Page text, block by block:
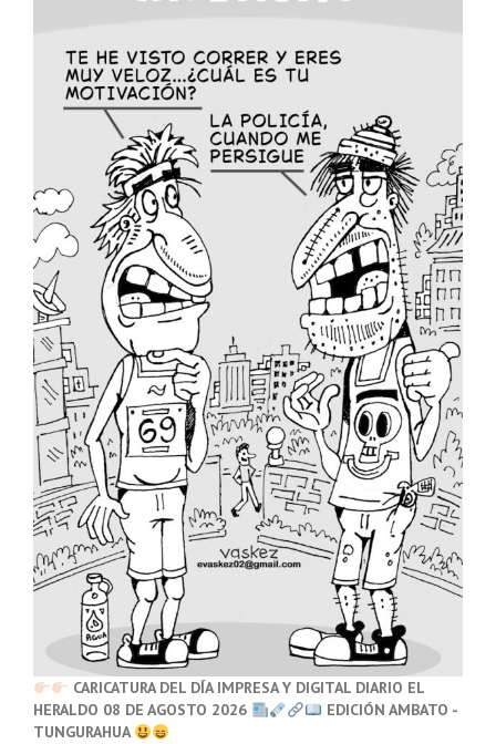
CARICATURA DEL DÍA IMPRESA Y DIGITAL DIARIO EL
HERALDO 08 DE AGOSTO 2026
EDICIÓN AMBATO -
TUNGURAHUA